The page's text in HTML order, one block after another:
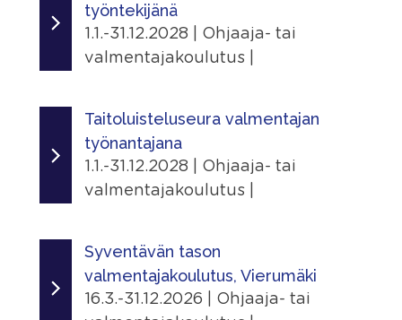
Järjestäjä
Skating Finland
Tapahtumasivu
Lisätiedot
Näytä lisätiedot
Jaa
työntekijänä
1.1.-31.12.2028 | Ohjaaja- tai
valmentajakoulutus |
1.1.2026 - 31.12.2028
Järjestäjä
Skating Finland
Tapahtumasivu
Lisätiedot
Näytä lisätiedot
Taitoluisteluseura valmentajan
työnantajana
1.1.-31.12.2028 | Ohjaaja- tai
valmentajakoulutus |
1.1.2026 - 31.12.2028
Järjestäjä
Skating Finland
Syventävän tason
valmentajakoulutus, Vierumäki
16.3.-31.12.2026 | Ohjaaja- tai